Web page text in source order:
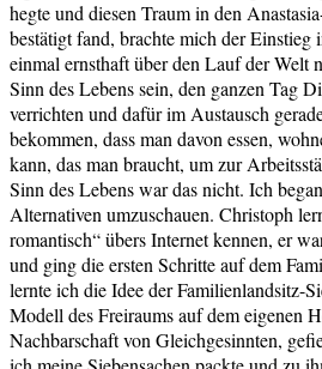
hegte und diesen Traum in den
bestätigt fand, brachte mich der
einmal ernsthaft über den Lauf der Welt
Sinn des Lebens sein, den ganzen Tag
verrichten und dafür im Austausch
bekommen, dass man davon essen,
kann, das man braucht, um zur
Sinn des Lebens war das nicht. Ich
Alternativen umzuschauen. Christoph
romantisch“ übers Internet kennen, er
und ging die ersten Schritte auf dem
lernte ich die Idee der Familienlandsitz-
Modell des Freiraums auf dem eigenen
Nachbarschaft von Gleichgesinnten,